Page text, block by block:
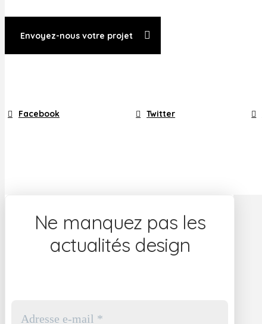
Envoyez-nous votre projet
Facebook Twitter
Ne manquez pas les
actualités design